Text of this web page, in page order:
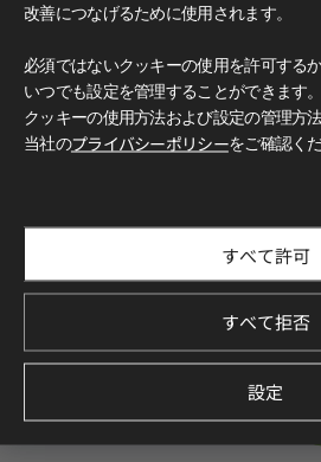
改善につなげるために使用されます。
必須ではないクッキーの使用を許可する
いつでも設定を管理することができます。
クッキーの使用方法および設定の管理方
当社のプライバシーポリシーをご確認くだ
すべて許可
すべて拒否
設定